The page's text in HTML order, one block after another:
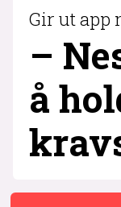
Gir ut app
–
å